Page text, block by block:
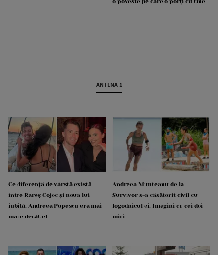
ANTENA 1
Ce diferență de vârstă există
între Rareș Cojoc și noua lui
iubită. Andreea Popescu era mai
mare decât el
Andreea Munteanu de la
Survivor s-a căsătorit civil cu
logodnicul ei. Imagini cu cei doi
miri